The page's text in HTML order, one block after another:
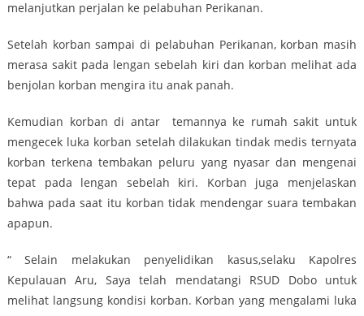
melanjutkan perjalan ke pelabuhan Perikanan.
Setelah korban sampai di pelabuhan Perikanan, korban masih
merasa sakit pada lengan sebelah kiri dan korban melihat ada
benjolan korban mengira itu anak panah.
Kemudian korban di antar temannya ke rumah sakit untuk
mengecek luka korban setelah dilakukan tindak medis ternyata
korban terkena tembakan peluru yang nyasar dan mengenai
tepat pada lengan sebelah kiri. Korban juga menjelaskan
bahwa pada saat itu korban tidak mendengar suara tembakan
apapun.
“ Selain melakukan penyelidikan kasus,selaku Kapolres
Kepulauan Aru, Saya telah mendatangi RSUD Dobo untuk
melihat langsung kondisi korban. Korban yang mengalami luka